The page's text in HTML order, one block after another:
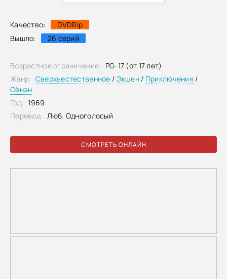
Качество:
DVDRip
Вышло:
26 серий
СМОТРЕТЬ ОНЛАЙН
Возрастное ограничение: PG-17 (от 17 лет)
Жанр: Сверхъестественное / Экшен/ Приключения /
Сёнэн
Год: 1969
Перевод: Люб. Одноголосый